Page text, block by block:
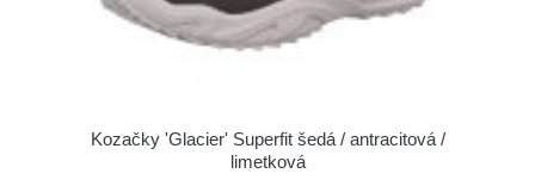
Kozačky 'Glacier' Superfit šedá / antracitová /
limetková